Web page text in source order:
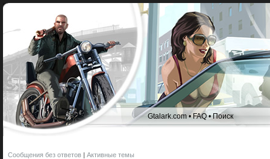
Gtalark.com •FAQ•Поиск
Сообщения без ответов | Активные темы